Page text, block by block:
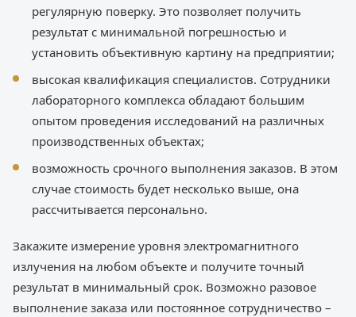
регулярную поверку. Это позволяет получить
результат с минимальной погрешностью и
установить объективную картину на предприятии;
высокая квалификация специалистов. Сотрудники
лабораторного комплекса обладают большим
опытом проведения исследований на различных
производственных объектах;
возможность срочного выполнения заказов. В этом
случае стоимость будет несколько выше, она
рассчитывается персонально.
Закажите измерение уровня электромагнитного
излучения на любом объекте и получите точный
результат в минимальный срок. Возможно разовое
выполнение заказа или постоянное сотрудничество –